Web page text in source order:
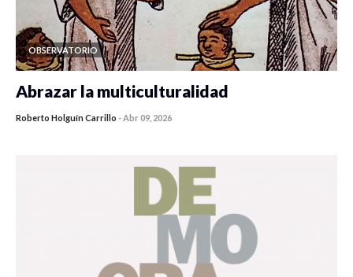
OBSERVATORIO
Abrazar la multiculturalidad
Roberto Holguín Carrillo -Abr 09, 2026